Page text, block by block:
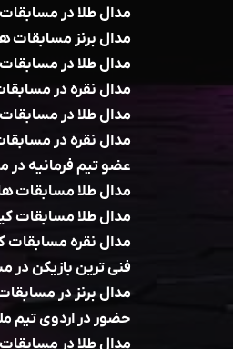
مدال طلا در مسابقات
مدال برنز مسابقات
مدال طلا در مسابقات
مدال نقره در مسابقات
مدال طلا در مسابقات
مدال نقره در
عضو تیم فرمانیه در
مدال طلا مسابقات
مدال طلا مسابقات
مدال نقره مسابقات
فنی ترین بازیکن در
مدال برنز در
حضور در اردوی تیم ملی
مدال طلا در